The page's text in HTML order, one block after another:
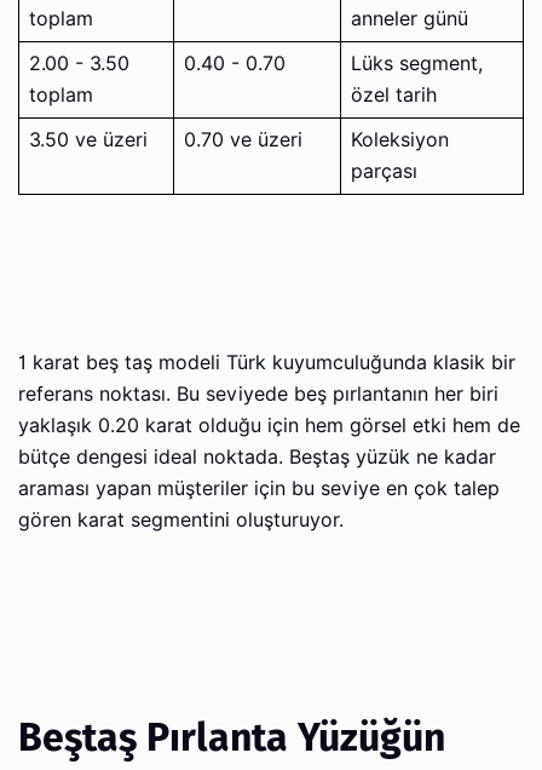
toplam
anneler günü
2.00 - 3.50
toplam
0.40 - 0.70
Lüks segment,
özel tarih
3.50 ve üzeri
0.70 ve üzeri
Koleksiyon
parçası
1 karat beş taş modeli Türk kuyumculuğunda klasik bir
referans noktası. Bu seviyede beş pırlantanın her biri
yaklaşık 0.20 karat olduğu için hem görsel etki hem de
bütçe dengesi ideal noktada. Beştaş yüzük ne kadar
araması yapan müşteriler için bu seviye en çok talep
gören karat segmentini oluşturuyor.
Beştaş Pırlanta Yüzüğün